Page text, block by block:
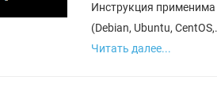
Инструкция
(Debian, Ubuntu,
Читать далее...